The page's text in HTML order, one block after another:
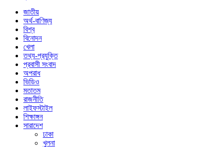
জাতীয়
অর্থ-বাণিজ্য
বিশ্ব
বিনোদন
খেলা
তথ্য-প্রযুক্তি
প্রবাসী সংবাদ
অপরাধ
ভিডিও
মতাতম
রাজনীতি
লাইফস্টাইল
শিক্ষাঙ্গন
সারাদেশ
ঢাকা
খুলনা